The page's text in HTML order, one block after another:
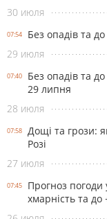
30 июля
07:54
Без опадів та
29 июля
07:40
Без опадів та
29 липня
28 июля
07:58
Дощі та грози:
Розі
27 июля
07:45
Прогноз погоди
хмарність та до